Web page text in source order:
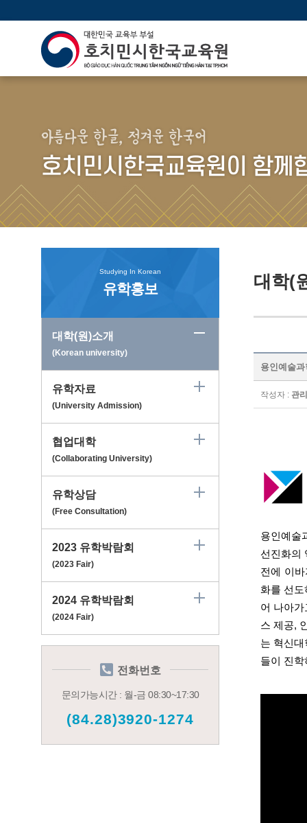
아름다운 한글, 정겨운 한국어
호치민시한국교육원이 함께
Studying In Korean
유학홍보
대학(원)소개
(Korean university)
유학자료
(University Admission)
협업대학
(Collaborating University)
유학상담
(Free Consultation)
2023 유학박람회
(2023 Fair)
2024 유학박람회
(2024 Fair)
전화번호
문의가능시간 : 월-금 08:30~17:30
(84.28)3920-1274
대학(
용인예술
작성자 : 관
용인예술
선진화의
전에 이
화를 선
어 나아
스 제공,
는 혁신
들이 진